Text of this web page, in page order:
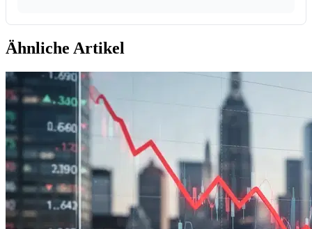
Ähnliche Artikel